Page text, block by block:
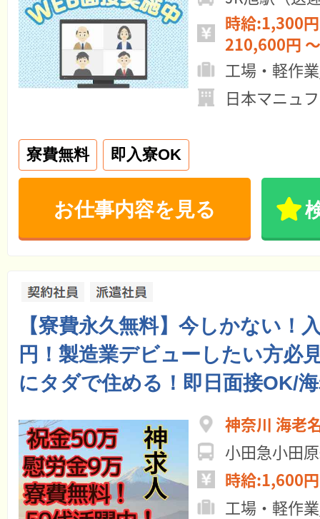
時給:1,300
210,600円
工場・軽作
日本マニュ
寮費無料 即入寮OK
お仕事内容を見る
【寮費永久無料】今しかない！
円！製造業デビューしたい方必
にタダで住める！即日面接OK/
神奈川 海老
小田急小田
時給:1,600
工場・軽作